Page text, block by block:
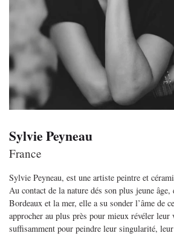
Sylvie Peyneau
France
Sylvie Peyneau, est une artiste peintre et
Au contact de la nature dés son plus jeune
Bordeaux et la mer, elle a su sonder l’âme de
approcher au plus près pour mieux révéler leur
suffisamment pour peindre leur singularité,